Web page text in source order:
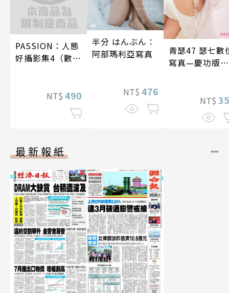
PASSION：人態
好攝影集4（數位
NT$ 490
半分 はんぶん：
阿部瑪利亞寫真
NT$ 476
青瑟47 瑟七數
寫真—慶功版
NT$
最新報紙